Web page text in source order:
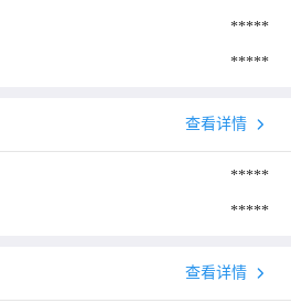
*****
*****
查看详情
*****
*****
查看详情